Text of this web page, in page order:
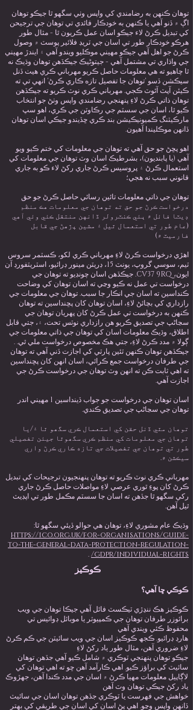
توهان ڪنهن به رضامندي کي واپس وٺي سگهو ٿا جيڪو توهان
اڳ ۾ ڏنو آهي يا ڪنهن به خودڪار فائدي تي توهان جي ترجيحن
کي تبديل ڪرڻ لاء جيڪو اسان عمل ڪريون ٿا - مثال طور
هرڪو خودڪار طور تي اسان جي ٽريڊ فلائير پوسٽ ۾ وصول
ڪرڻ جو اهل آهي جيڪو مهيني موڪليو ويندو آهي ۽ ايندڙ مهيني
جي واڌاري تي مشتمل آهي - جيتوڻيڪ جيڪڏھن توھان وڌيڪ نه
ٿا چاھيو ته ھي معلومات حاصل ڪريو مھرباني ڪري ھيٺ ڏنل
سيڪشن ڏسو 'توهان جا تفصيل تازه ڪاري ڪرڻ' انهي تي ته
ڪيئن آپٽ آئوٽ ڪجي. مهرباني ڪري نوٽ ڪريو ته جيڪڏهن
توهان ذاتي ڪرڻ لاءِ پنهنجي رضامندي واپس وٺڻ جو انتخاب
ڪيو ٿا، اسان جي سسٽم جي رڪاوٽن جي ڪري، اهو سڀ
مارڪيٽنگ ڪميونيڪيشن بند ڪري ڇڏيندو جيڪي اسان توهان
ڏانهن موڪليندا آهيون.
اهو پڇڻ جو حق آهي ته توهان جي معلومات کي ختم ڪيو ويو
آهي (يا پابنديون)، بشرطيڪ اسان وٽ توهان جي معلومات کي
استعمال ڪرڻ ۽ پروسيس ڪرڻ جاري رکڻ لاء ڪو به جاري
قانوني سبب نه هجي؛
توهان جي ذاتي معلومات تائين رسائي حاصل ڪرڻ جو حق
درخواست ڪرڻ جو حق ته توهان جي معلومات هڪ منظم
ڊيٽا فائل ۾ ٻئي ڪنٽرولر ڏانهن منتقل ڪئي وئي آهي
(عام طور تي استعمال ٿيل ۽ مشين پڙهڻ جي قابل
فارميٽ ۾)
اهڙي درخواست ڪرڻ لاءِ مهرباني ڪري لکو، ڪسٽمر سروس
ٽيم، سوسي گروپ، يونٽ 15، ڊريٽن مينور ڊرائيو، اسٽريٽفورڊ آن
ايون، CV37 9RQ. جيڪڏهن اسان چونڊيو ته توهان جي
درخواست تي عمل نه ڪيو وڃي ته اسان توهان کي وضاحت
ڪنداسين ته اسان جي انڪار جا سبب. توهان جي معلومات جي
رازداري کي بچائڻ لاءِ، اسان توهان کان پڇنداسين ته توهان
ڪنهن به درخواست تي عمل ڪرڻ کان پهريان توهان جي
سڃاڻپ جي تصديق ڪريو هن رازداري نوٽس تحت، ۽، جتي قابل
اطلاق، وڌيڪ معلومات اسان کي توهان جي ذاتي معلومات جي
ڳولا ۾ مدد ڪرڻ لاءِ، جتي هڪ مخصوص درخواست ملي ٿي. .
جيڪڏهن توهان ڪنهن ٽئين پارٽي کي اجازت ڏني آهي ته توهان
جي طرفان درخواست جمع ڪرائي، اسان انهن کان پڇنداسين
ته اهي ثابت ڪن ته انهن وٽ توهان جي درخواست ڪرڻ جي
اجازت آهي.
اسان توهان جي درخواست جو جواب ڏينداسين 1 مهيني اندر
توهان جي سڃاڻپ جي تصديق ڪندي.
توھان مٿي ڏنل حقن کي استعمال ڪري سگھو ٿا ۽/يا
توھان جي معلومات کي منظم ڪري سگھوٿا جيئن تفصيلي
طور تي توھان جي تفصيلات جي تازه ڪاري ڪرڻ واري
سيڪشن ۾.
مھرباني ڪري نوٽ ڪريو ته توھان پنھنجيون ترجيحات کي تبديل
ڪرڻ کان پوءِ ٿوري عرصي لاءِ مواصلات حاصل ڪرڻ جاري
رکي سگھو ٿا جڏھن ته اسان جا سسٽم مڪمل طور تي اپڊيٽ
ٿيل آھن.
وڌيڪ عام مشوري لاءِ، توھان ھي حوالو ڏيئي سگھو ٿا:
https://ico.org.uk/for-organisations/guide-
to-the-general-data-protection-regulation-
gdpr/individual-rights/
.
ڪوڪيز
ڪوڪي ڇا آهي؟
ڪوڪيز هڪ ننڍڙي ٽيڪسٽ فائل آهي جيڪا توهان جي ويب
برائوزر طرفان توهان جي ڪمپيوٽر يا موبائل ڊوائيس تي
محفوظ ڪئي ويندي آهي
هارڊ ڊرائيو. ڪجھ ڪوڪيز اسان جي ويب سائيٽن جي ڪم ڪرڻ
لاءِ ضروري آھن، مثال طور ياد رکڻ لاءِ
جيڪو توهان پنهنجي ٽوڪري ۾ شامل ڪيو آهي جڏهن توهان
سائيٽ کي براؤز ڪيو. اهي ڪارآمد آهن ڇو ته اهي توهان کي
لاڳاپيل معلومات مهيا ڪرڻ ۾ اسان جي مدد ڪندا آهن، جهڙوڪ
ياد رکڻ جيڪي توهان وٽ آهن
خواهش جي فهرست يا ٽوڪري جڏهن توهان اسان جي سائيٽ
ڏانهن واپس وڃو. اهي پڻ اسان کي اسان جي طريقي کي بهتر